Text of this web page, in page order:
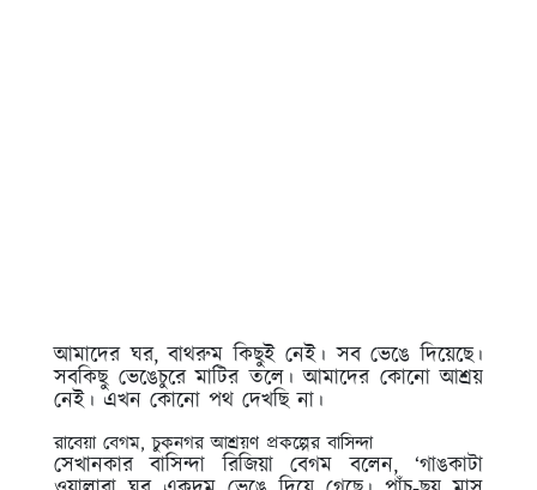
আমাদের ঘর, বাথরুম কিছুই নেই। সব ভেঙে দিয়েছে।
সবকিছু ভেঙেচুরে মাটির তলে। আমাদের কোনো আশ্রয়
নেই। এখন কোনো পথ দেখছি না।
রাবেয়া বেগম, চুকনগর আশ্রয়ণ প্রকল্পের বাসিন্দা
সেখানকার বাসিন্দা রিজিয়া বেগম বলেন, ‘গাঙকাটা